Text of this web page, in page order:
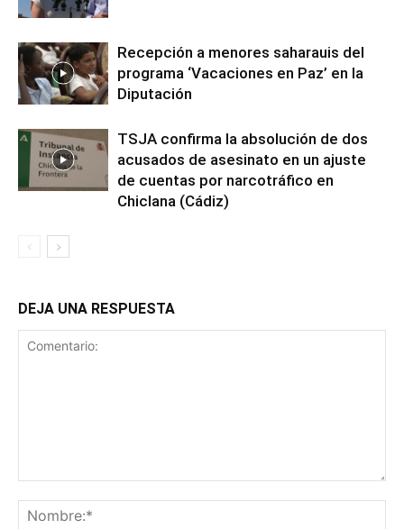
Recepción a menores saharauis del
programa ‘Vacaciones en Paz’ en la
Diputación
TSJA confirma la absolución de dos
acusados de asesinato en un ajuste
de cuentas por narcotráfico en
Chiclana (Cádiz)
DEJA UNA RESPUESTA